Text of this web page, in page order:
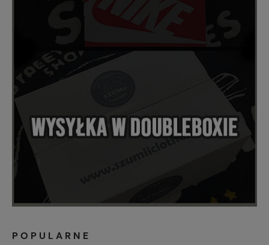
POPULARNE